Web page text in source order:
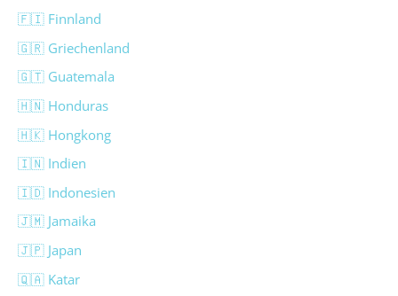
🇫🇮 Finnland
🇬🇷 Griechenland
🇬🇹 Guatemala
🇭🇳 Honduras
🇭🇰 Hongkong
🇮🇳 Indien
🇮🇩 Indonesien
🇯🇲 Jamaika
🇯🇵 Japan
🇶🇦 Katar